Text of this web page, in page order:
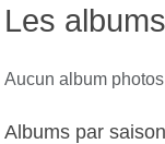
Les
Aucun album photos
Albums par saison